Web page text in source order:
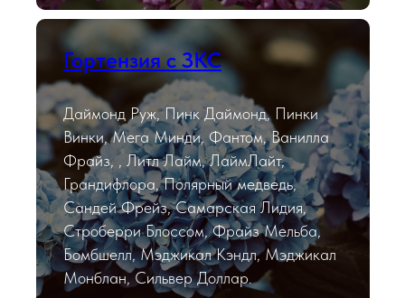
Гортензия с ЗКС
Даймонд Руж, Пинк Даймонд, Пинки
Винки, Мега Минди, Фантом, Ванилла
Фрайз, , Литл Лайм, ЛаймЛайт,
Грандифлора, Полярный медведь,
Сандей Фрейз, Самарская Лидия,
Строберри Блоссом, Фрайз Мельба,
Бомбшелл, Мэджикал Кэндл, Мэджикал
Монблан, Сильвер Доллар.